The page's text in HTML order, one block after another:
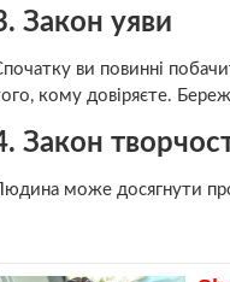
Закон уяви
ви повинні
кому довіряєте.
Закон
може досягнути